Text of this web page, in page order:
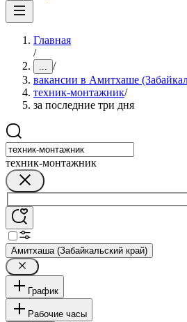
Главная
/
... /
вакансии в Амитхаше
техник-монтажник/
за последние три дня
техник-монтажник
Амитхаша (Забайкальский край)
График
Рабочие часы